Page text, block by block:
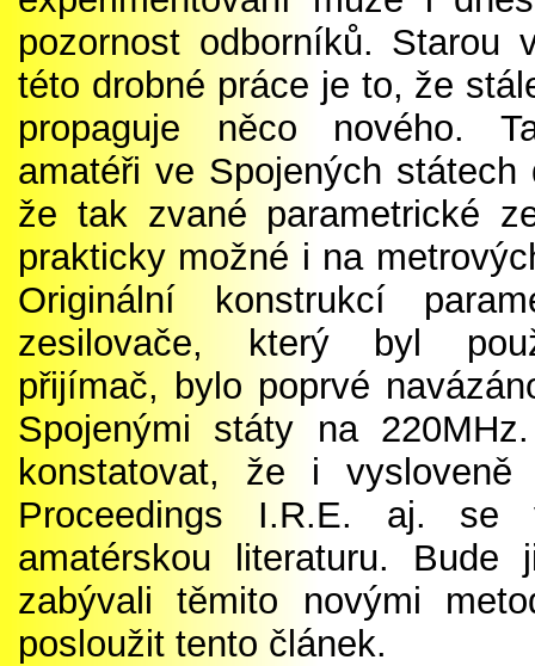
pozornost odborníků. Starou
této drobné práce je to, že
propaguje něco nového.
amatéři ve Spojených státech
že tak zvané parametrické
prakticky možné i na
Originální konstrukcí
zesilovače, který byl
přijímač, bylo poprvé
Spojenými státy na
konstatovat, že i
Proceedings I.R.E. aj. se
amatérskou literaturu.
zabývali těmito novými
posloužit tento článek.